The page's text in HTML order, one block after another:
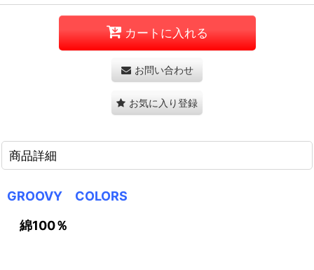
カートに入れる
お問い合わせ
お気に入り登録
商品詳細
GROOVY COLORS
綿100％